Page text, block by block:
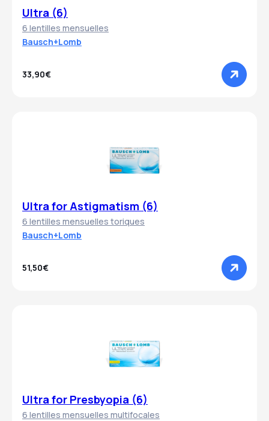
Ultra (6)
6 lentilles mensuelles
Bausch+Lomb
33,90€
Ultra for Astigmatism (6)
6 lentilles mensuelles toriques
Bausch+Lomb
51,50€
Ultra for Presbyopia (6)
6 lentilles mensuelles multifocales